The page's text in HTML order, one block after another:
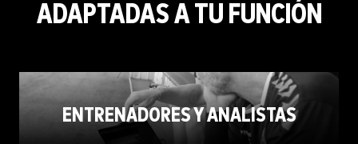
ADAPTADAS A TU FUNCIÓN
ENTRENADORES Y ANALISTAS